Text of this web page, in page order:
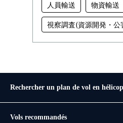
人員輸送 物資輸送
視察調査(資源開発・公
Rechercher un plan de vol en
Vols recommandés